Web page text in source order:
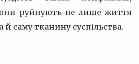
руйнують не лише життя
саму тканину суспільства.